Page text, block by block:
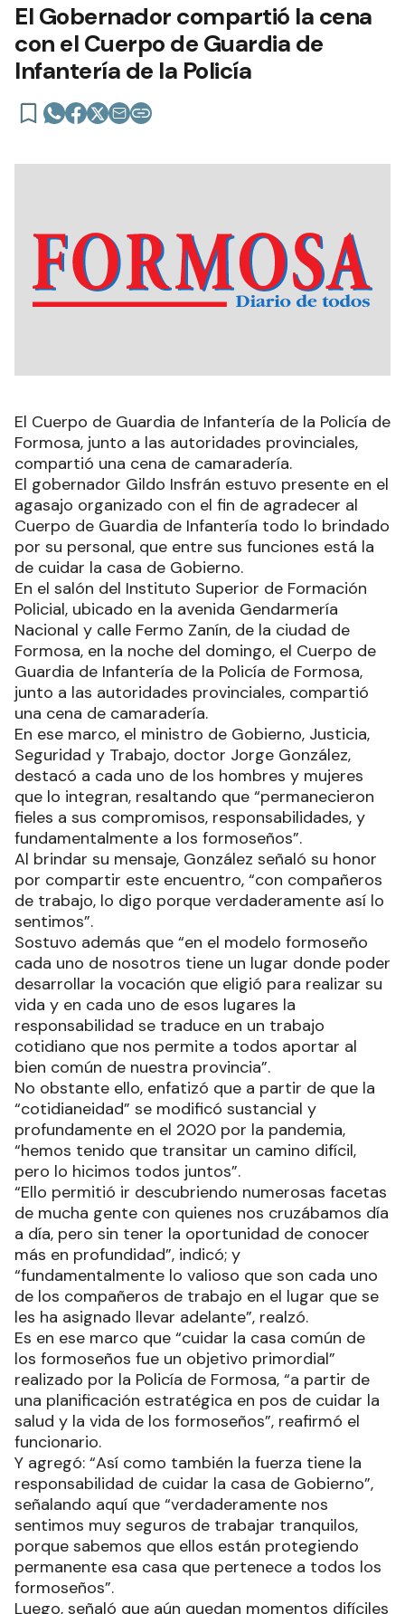
El Gobernador compartió la cena
con el Cuerpo de Guardia de
Infantería de la Policía
El Cuerpo de Guardia de Infantería de la Policía de
Formosa, junto a las autoridades provinciales,
compartió una cena de camaradería.
El gobernador Gildo Insfrán estuvo presente en el
agasajo organizado con el fin de agradecer al
Cuerpo de Guardia de Infantería todo lo brindado
por su personal, que entre sus funciones está la
de cuidar la casa de Gobierno.
En el salón del Instituto Superior de Formación
Policial, ubicado en la avenida Gendarmería
Nacional y calle Fermo Zanín, de la ciudad de
Formosa, en la noche del domingo, el Cuerpo de
Guardia de Infantería de la Policía de Formosa,
junto a las autoridades provinciales, compartió
una cena de camaradería.
En ese marco, el ministro de Gobierno, Justicia,
Seguridad y Trabajo, doctor Jorge González,
destacó a cada uno de los hombres y mujeres
que lo integran, resaltando que “permanecieron
fieles a sus compromisos, responsabilidades, y
fundamentalmente a los formoseños”.
Al brindar su mensaje, González señaló su honor
por compartir este encuentro, “con compañeros
de trabajo, lo digo porque verdaderamente así lo
sentimos”.
Sostuvo además que “en el modelo formoseño
cada uno de nosotros tiene un lugar donde poder
desarrollar la vocación que eligió para realizar su
vida y en cada uno de esos lugares la
responsabilidad se traduce en un trabajo
cotidiano que nos permite a todos aportar al
bien común de nuestra provincia”.
No obstante ello, enfatizó que a partir de que la
“cotidianeidad” se modificó sustancial y
profundamente en el 2020 por la pandemia,
“hemos tenido que transitar un camino difícil,
pero lo hicimos todos juntos”.
“Ello permitió ir descubriendo numerosas facetas
de mucha gente con quienes nos cruzábamos día
a día, pero sin tener la oportunidad de conocer
más en profundidad”, indicó; y
“fundamentalmente lo valioso que son cada uno
de los compañeros de trabajo en el lugar que se
les ha asignado llevar adelante”, realzó.
Es en ese marco que “cuidar la casa común de
los formoseños fue un objetivo primordial”
realizado por la Policía de Formosa, “a partir de
una planificación estratégica en pos de cuidar la
salud y la vida de los formoseños”, reafirmó el
funcionario.
Y agregó: “Así como también la fuerza tiene la
responsabilidad de cuidar la casa de Gobierno”,
señalando aquí que “verdaderamente nos
sentimos muy seguros de trabajar tranquilos,
porque sabemos que ellos están protegiendo
permanente esa casa que pertenece a todos los
formoseños”.
Luego, señaló que aún quedan momentos difíciles